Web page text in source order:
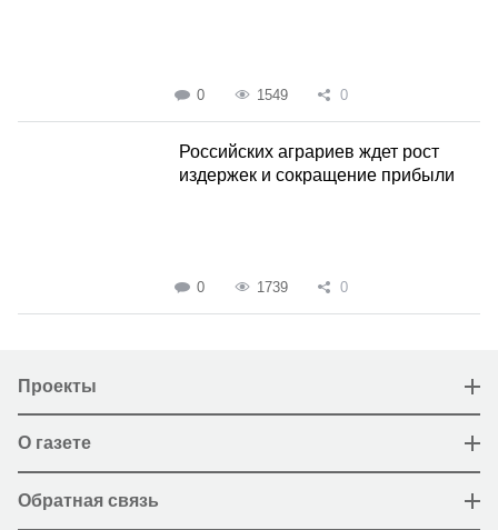
0 1549 0
Российских аграриев ждет рост
издержек и сокращение прибыли
0 1739 0
Проекты
О газете
Обратная связь